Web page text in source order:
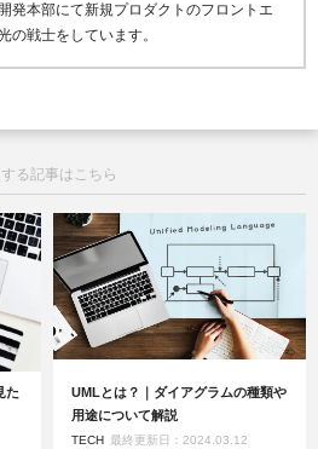
発本部にて新規プロダクトのフロントエ
の戦士をしています。
る記事はこちら
た
UMLとは？｜ダイアグラムの種類や
用途について解説
TECH 最終更新日：2024.03.12